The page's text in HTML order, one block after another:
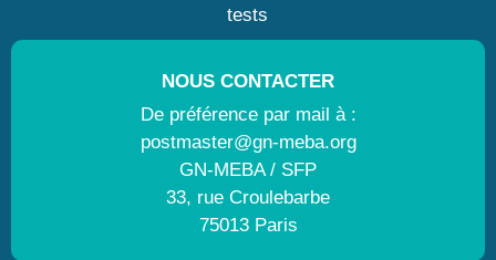
tests
NOUS CONTACTER
De préférence par mail à :
postmaster@gn-meba.org
GN-MEBA / SFP
33, rue Croulebarbe
75013 Paris